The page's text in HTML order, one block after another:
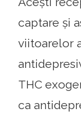
captare și
viitoarelor
THC
ca